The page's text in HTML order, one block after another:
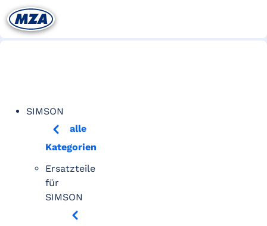
SIMSON
alle
Kategorien
Ersatzteile
für
SIMSON